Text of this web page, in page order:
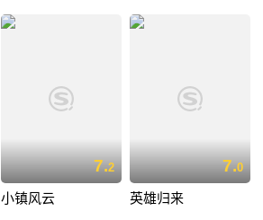
7.2
小镇风云
7.0
英雄归来